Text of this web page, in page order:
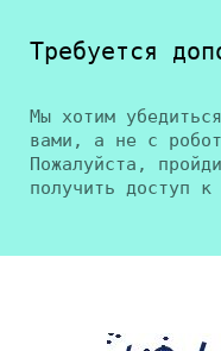
Требуется
Мы хотим
вами, а не с
Пожалуйста,
получить доступ к